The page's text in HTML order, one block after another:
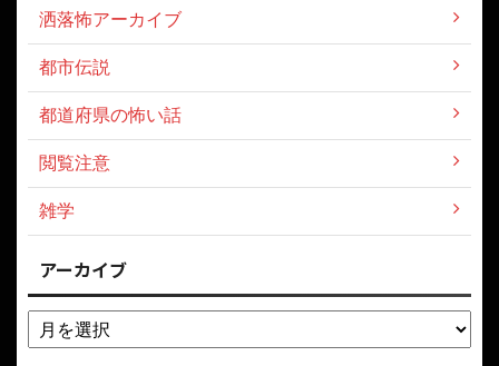
洒落怖アーカイブ
都市伝説
都道府県の怖い話
閲覧注意
雑学
アーカイブ